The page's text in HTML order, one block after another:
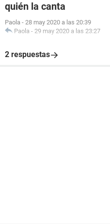
quién la canta
Paola - 28 may 2020 a las 20:39
Paola - 29 may 2020 a las 23:27
2 respuestas